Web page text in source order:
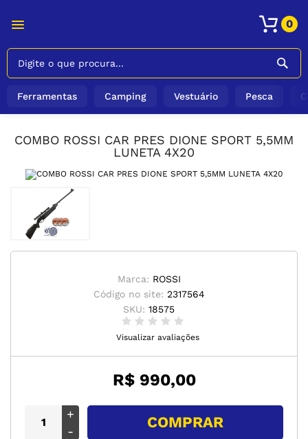
0
Ferramentas Camping Vestuário Pesca
COMBO ROSSI CAR PRES DIONE SPORT 5,5MM
LUNETA 4X20
Marca: ROSSI
Código no site: 2317564
SKU: 18575
Visualizar avaliações
R$ 990,00
+
-
COMPRAR